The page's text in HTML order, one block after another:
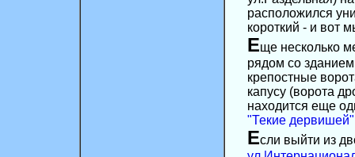
расположился
короткий - и вот
Еще несколько
рядом со
крепостные
капусу (ворота
находится еще
"Текие дервишей"
Если выйти из